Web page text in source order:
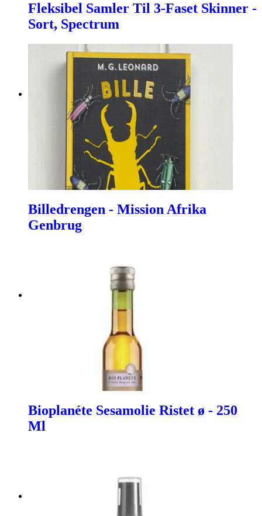
Fleksibel Samler Til 3-Faset Skinner -
Sort, Spectrum
Billedrengen - Mission Afrika
Genbrug
Bioplanéte Sesamolie Ristet ø - 250
Ml